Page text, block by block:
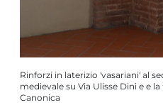
Rinforzi in laterizio 'vasariani' al
medievale su Via Ulisse Dini e e
Canonica